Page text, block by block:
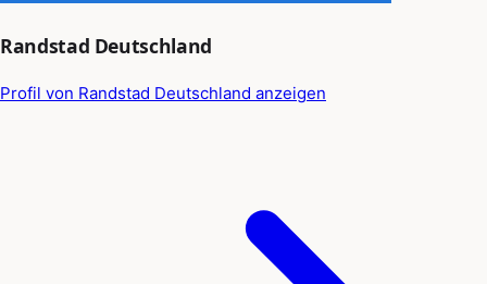
Randstad Deutschland
Profil von Randstad Deutschland anzeigen